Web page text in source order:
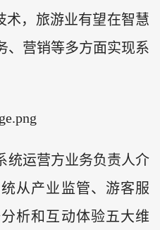
术，旅游业有望在智慧
、营销等多方面实现系
统运营方业务负责人介
从产业监管、游客服
析和互动体验五大维